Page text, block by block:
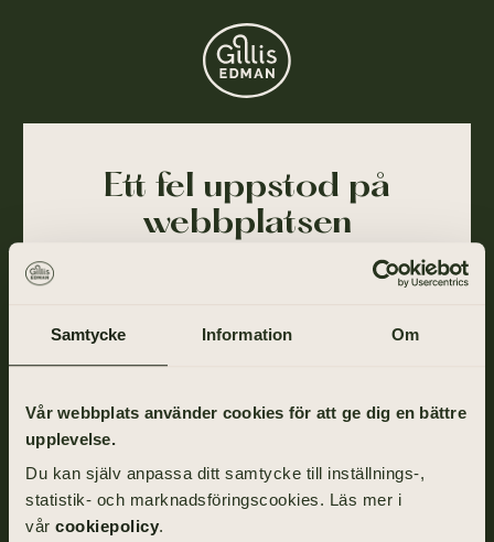
Samtycke Information Om
Vår webbplats använder cookies för att ge dig en bättre
upplevelse.
Du kan själv anpassa ditt samtycke till inställnings-,
statistik- och marknadsföringscookies. Läs mer i
vår cookiepolicy.
Ett fel uppstod på
webbplatsen
Ajdå! Vår webbplats stötte på ett tillfälligt fel och
rapporterat till oss och vi arbetar på att lösa det så
Gå tillbaka till startsidan om du vill fortsätta ditt
besök eller ring oss på
031-355 40 00
TILL STARTSIDAN